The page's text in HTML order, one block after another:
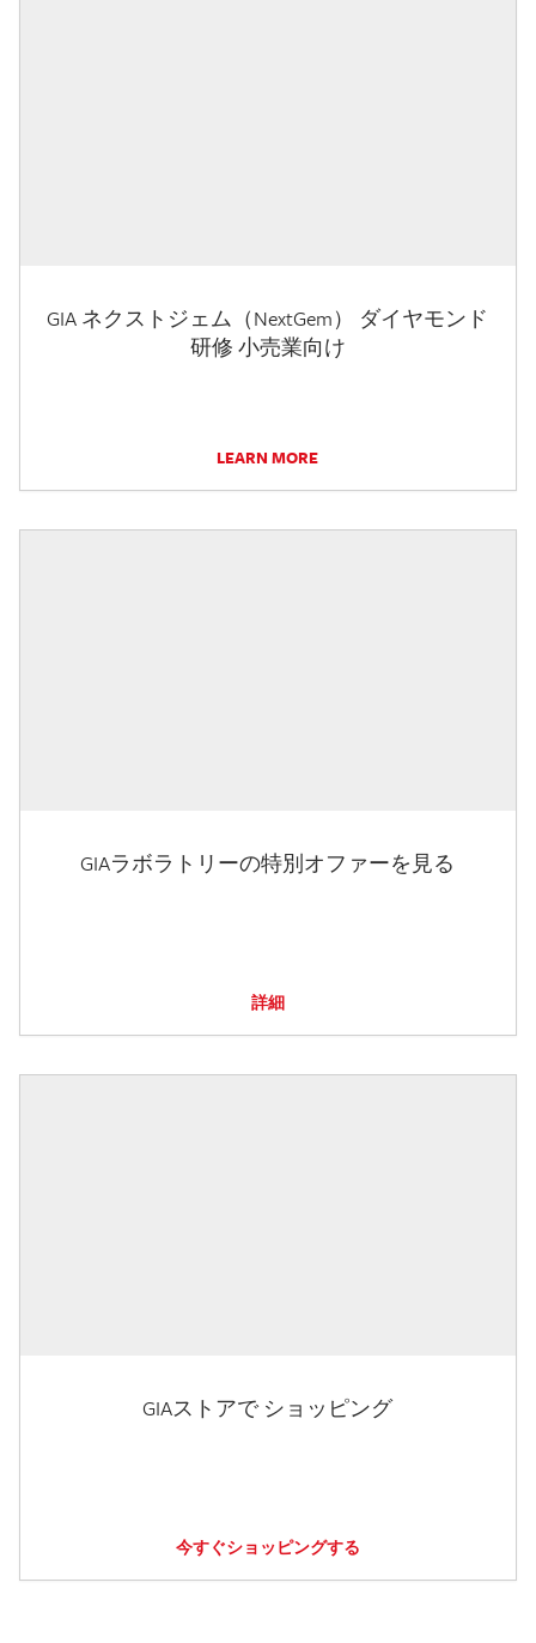
GIA ネクストジェム（NextGem） ダイヤモンド
研修 小売業向け
LEARN MORE
GIAラボラトリーの特別オファーを見る
詳細
GIAストアで ショッピング
今すぐショッピングする